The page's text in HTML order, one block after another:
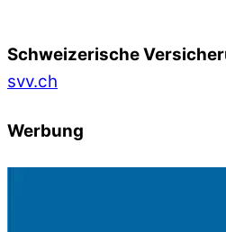
Schweizerische
svv.ch
Werbung